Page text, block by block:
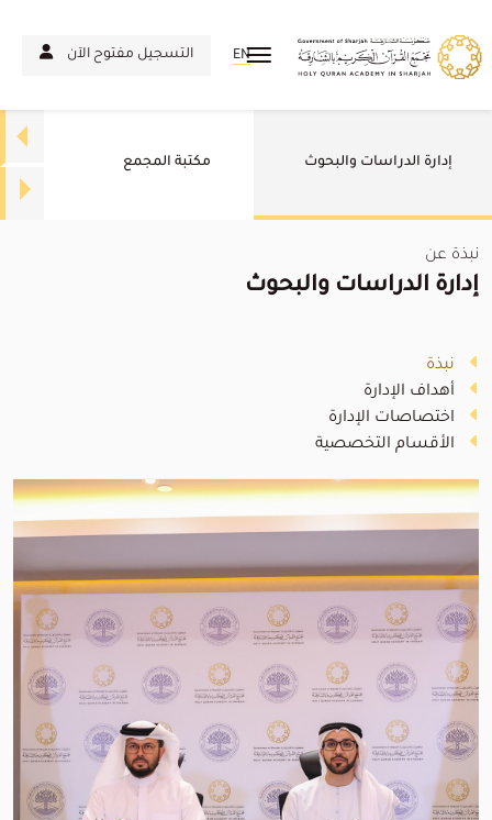
التسجيل مفتوح الآن EN
إدارة الدراسات والبحوث مكتبة المجمع
نبذة عن
إدارة الدراسات والبحوث